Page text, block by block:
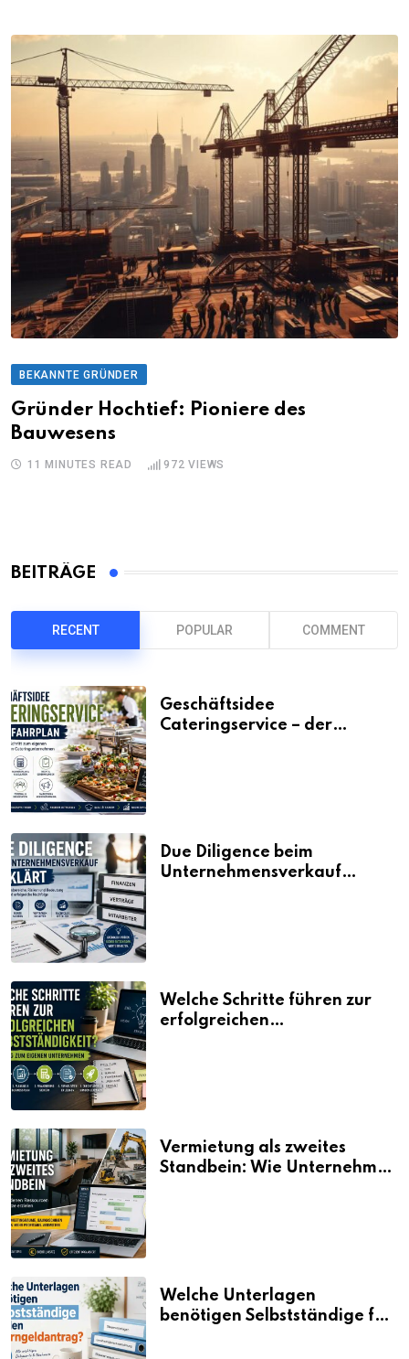
BEKANNTE GRÜNDER
Gründer Hochtief: Pioniere des
Bauwesens
11 MINUTES READ 972 VIEWS
BEITRÄGE
RECENT POPULAR COMMENT
Geschäftsidee
Cateringservice – der
Due Diligence beim
Unternehmensverkauf
Welche Schritte führen zur
erfolgreichen
Vermietung als zweites
Standbein: Wie Unternehmen
Welche Unterlagen
benötigen Selbstständige für